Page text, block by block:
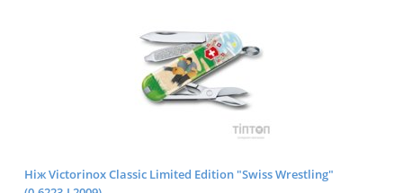
Ніж Victorinox Classic Limited Edition "Swiss Wrestling"